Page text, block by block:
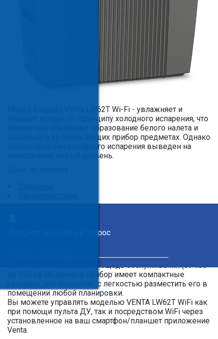
Введите поисковый запрос
Мойка воздуха Venta LW62T Wi-Fi - увлажняет и
очищает воздух по принципу холодного испарения, что
полностью исключает образование белого налета и
конденсата на окружающих прибор предметах. Однако
теперь принцип холодного испарения выведен на
качественно новый уровень.
о состоянии воздуха в помещении, даст рекомендации
замены гигиенического диска.
Несмотря на большую площадь обслуживания (от 150
до 250 кв.м), данный прибор имеет компактные
размеры, что позволяет с легкостью разместить его в
помещении любой планировки.
Вы можете управлять моделью VENTA LW62T WiFi как
при помощи пульта ДУ, так и посредством WiFi через
установленное на ваш смартфон/планшет приложение
Venta.